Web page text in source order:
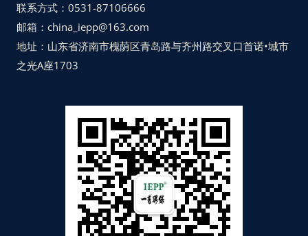
联系方式：0531-87106666
邮箱：china_iepp@163.com
地址：山东省济南市槐荫区青岛路与齐州路交叉口首诺•城市
之光A座1703